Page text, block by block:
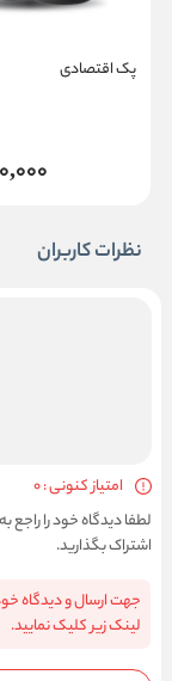
پک اقتصادی
نظرات کاربران
امتیاز کنونی : 0
لطفا دیدگاه خود را راجع
اشتراک بگذارید.
جهت ارسال و دیدگاه
لینک زیر کلیک نمایید.